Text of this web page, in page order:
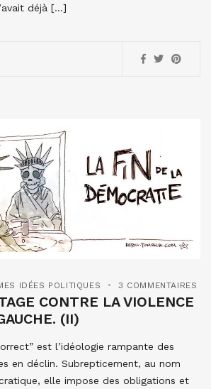
déjà […]
IDÉES POLITIQUES 3 COMMENTAIRES
CONTRE LA VIOLENCE
(II)
est l’idéologie rampante des
en déclin. Subrepticement, au nom
elle impose des obligations et